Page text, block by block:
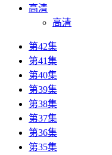
高清
高清
第42集
第41集
第40集
第39集
第38集
第37集
第36集
第35集